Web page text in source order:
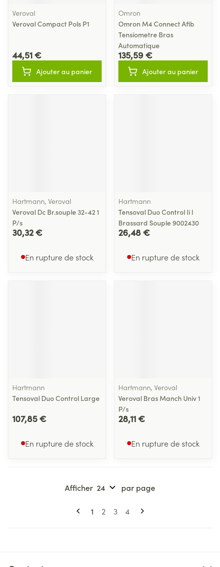
Veroval
Veroval Compact Pols P1
44,51 €
Ajouter au panier
Omron
Omron M4 Connect Afib
Tensiometre Bras
Automatique
135,59 €
Ajouter au panier
Hartmann, Veroval
Veroval Dc Br.souple 32-42 1
P/s
30,32 €
En rupture de stock
Hartmann
Tensoval Duo Control Ii l
Brassard Souple 9002430
26,48 €
En rupture de stock
Hartmann
Tensoval Duo Control Large
107,85 €
En rupture de stock
Hartmann, Veroval
Veroval Bras Manch Univ 1
P/s
28,11 €
En rupture de stock
Pages
Vous lisez actuellement la page
1 Page
2 Page
3 Page
4
Afficher par page